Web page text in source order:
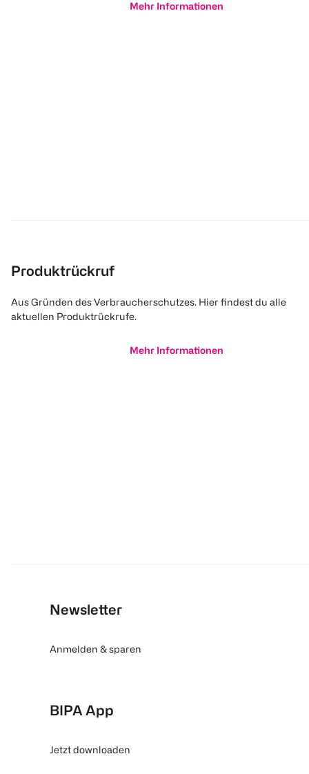
Mehr Informationen
Produktrückruf
Aus Gründen des Verbraucherschutzes. Hier findest du alle
aktuellen Produktrückrufe.
Mehr Informationen
Newsletter
Anmelden & sparen
BIPA App
Jetzt downloaden